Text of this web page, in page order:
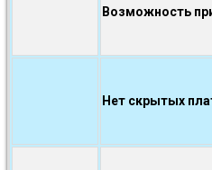
Возможность
Нет скрытых